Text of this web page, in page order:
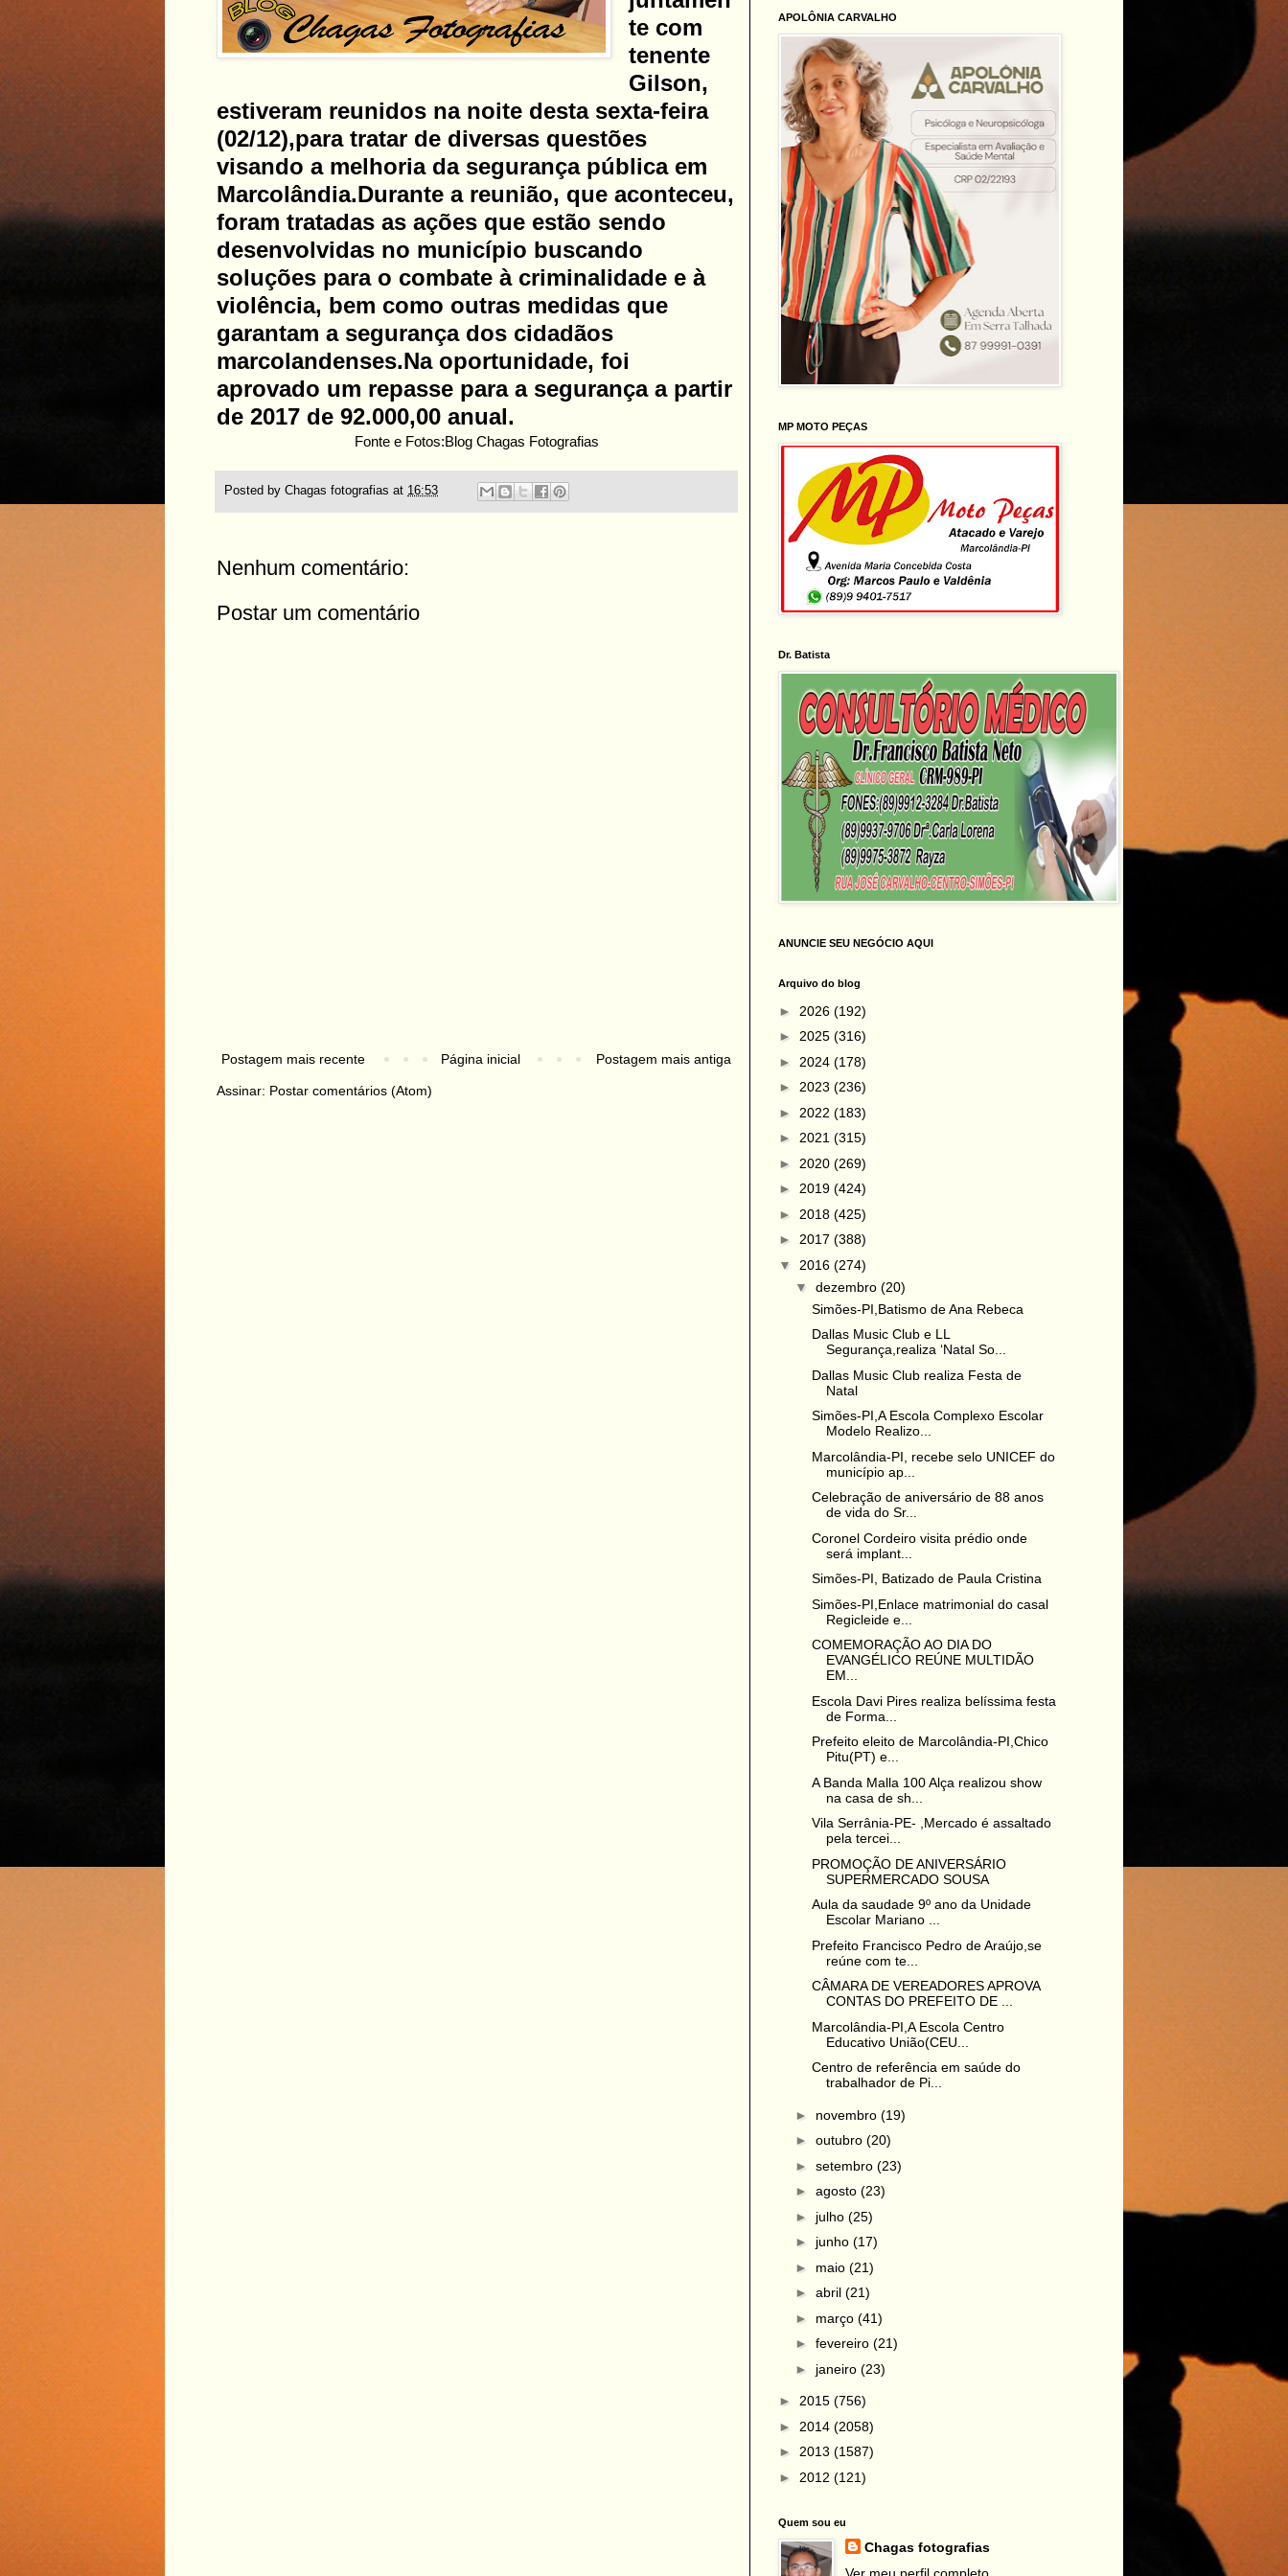
te com
tenente
Gilson,
estiveram reunidos na noite desta sexta-feira
(02/12),para tratar de diversas questões
visando a melhoria da segurança pública em
Marcolândia.Durante a reunião, que aconteceu,
foram tratadas as ações que estão sendo
desenvolvidas no município buscando
soluções para o combate à criminalidade e à
violência, bem como outras medidas que
garantam a segurança dos cidadãos
marcolandenses.Na oportunidade, foi
aprovado um repasse para a segurança a partir
de 2017 de 92.000,00 anual.
Fonte e Fotos:Blog Chagas Fotografias
Posted by Chagas fotografias at 16:53
Nenhum comentário:
Postar um comentário
Postagem mais recente Postagem mais antiga
Página inicial
Assinar: Postar comentários (Atom)
APOLÔNIA CARVALHO
MP MOTO PEÇAS
Dr. Batista
ANUNCIE SEU NEGÓCIO AQUI
Arquivo do blog
► 2026 (192)
► 2025 (316)
► 2024 (178)
► 2023 (236)
► 2022 (183)
► 2021 (315)
► 2020 (269)
► 2019 (424)
► 2018 (425)
► 2017 (388)
▼ 2016 (274)
▼ dezembro (20)
Simões-PI,Batismo de Ana Rebeca
Dallas Music Club e LL
Segurança,realiza ‘Natal So...
Dallas Music Club realiza Festa de
Natal
Simões-PI,A Escola Complexo Escolar
Modelo Realizo...
Marcolândia-PI, recebe selo UNICEF do
município ap...
Celebração de aniversário de 88 anos
de vida do Sr...
Coronel Cordeiro visita prédio onde
será implant...
Simões-PI, Batizado de Paula Cristina
Simões-PI,Enlace matrimonial do casal
Regicleide e...
COMEMORAÇÃO AO DIA DO
EVANGÉLICO REÚNE MULTIDÃO
EM...
Escola Davi Pires realiza belíssima festa
de Forma...
Prefeito eleito de Marcolândia-PI,Chico
Pitu(PT) e...
A Banda Malla 100 Alça realizou show
na casa de sh...
Vila Serrânia-PE- ,Mercado é assaltado
pela tercei...
PROMOÇÃO DE ANIVERSÁRIO
SUPERMERCADO SOUSA
Aula da saudade 9º ano da Unidade
Escolar Mariano ...
Prefeito Francisco Pedro de Araújo,se
reúne com te...
CÂMARA DE VEREADORES APROVA
CONTAS DO PREFEITO DE ...
Marcolândia-PI,A Escola Centro
Educativo União(CEU...
Centro de referência em saúde do
trabalhador de Pi...
► novembro (19)
► outubro (20)
► setembro (23)
► agosto (23)
► julho (25)
► junho (17)
► maio (21)
► abril (21)
► março (41)
► fevereiro (21)
► janeiro (23)
► 2015 (756)
► 2014 (2058)
► 2013 (1587)
► 2012 (121)
Quem sou eu
Chagas fotografias